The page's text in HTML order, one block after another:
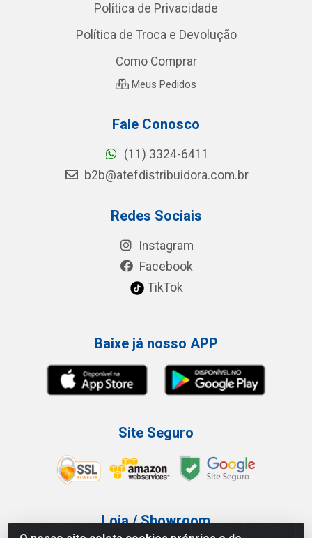
Política de Privacidade
Política de Troca e Devolução
Como Comprar
Meus Pedidos
Fale Conosco
(11) 3324-6411
b2b@atefdistribuidora.com.br
Redes Sociais
Instagram
Facebook
TikTok
Baixe já nosso APP
Site Seguro
Loja / Showroom